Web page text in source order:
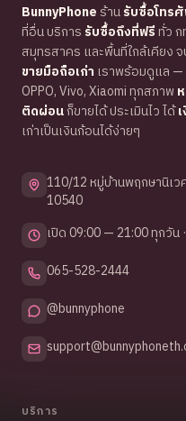
BunnyPhoneร้านรับซื้อโทร
ที่อื่น บริการ รับซื้อถึงที่ฟรีทั่ว
สมุทรสาคร และพื้นที่ใกล้เคียง
ขายมือถือเก่า เราพร้อมดูแล —
OPPO, Vivo, Xiaomi ทุกสภาพ
ติดผ่อนก็ขายได้ ประเมินไว ได้
เก่าเป็นเงินก้อนได้ง่ายๆ
110/12 หมู่บ้านพฤกษานิเ
10540
เปิด 09:00 — 21:00 ทุกวัน
065-528-2444
@bunnyphone
บริการ